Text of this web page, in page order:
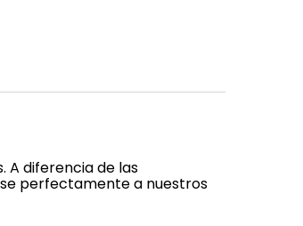
A diferencia de las
perfectamente a nuestros